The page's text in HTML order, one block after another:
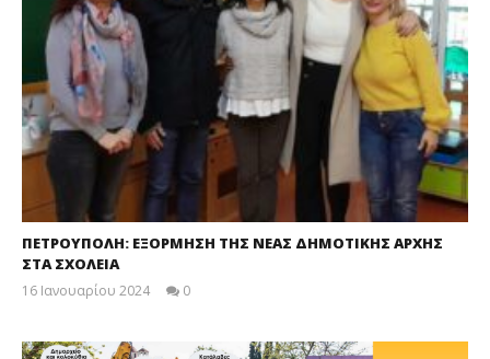
ΠΕΤΡΟΥΠΟΛΗ: ΕΞΟΡΜΗΣΗ ΤΗΣ ΝΕΑΣ ΔΗΜΟΤΙΚΗΣ ΑΡΧΗΣ
ΣΤΑ ΣΧΟΛΕΙΑ
16 Ιανουαρίου 2024
0